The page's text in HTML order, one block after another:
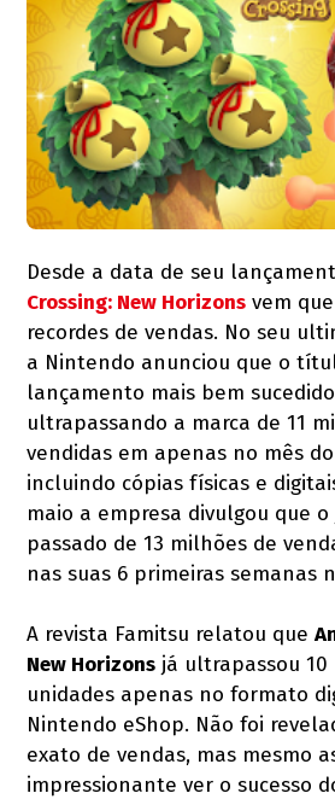
Desde a data de seu
Crossing: New Horizons vem
recordes de vendas. No seu
a Nintendo anunciou que o
lançamento mais bem
ultrapassando a marca de 11
vendidas em apenas no mês
incluindo cópias físicas e
maio a empresa divulgou que
passado de 13 milhões de
nas suas 6 primeiras semanas
A revista Famitsu relatou que
New Horizons já ultrapassou
unidades apenas no formato
Nintendo eShop. Não foi
exato de vendas, mas mesmo
impressionante ver o sucesso